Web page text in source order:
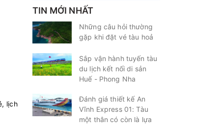
lịch
TIN MỚI NHẤT
Những câu hỏi thường
gặp khi đặt vé tàu hoả
Sắp vận hành tuyến tàu
du lịch kết nối di sản
Huế - Phong Nha
Đánh giá thiết kế An
Vĩnh Express 01: Tàu
một thân có còn là lựa